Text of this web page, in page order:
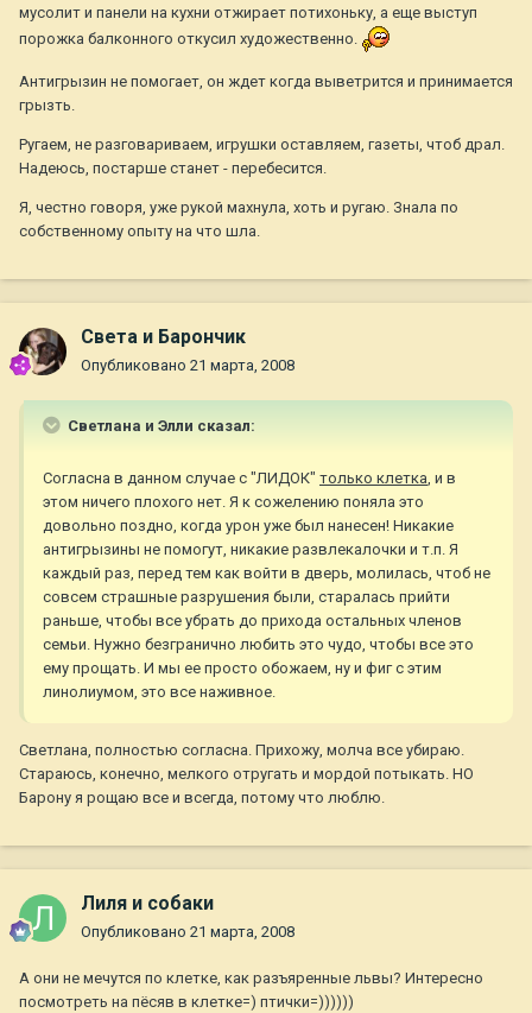
мусолит и панели на кухни отжирает потихоньку, а еще выступ
порожка балконного откусил художественно.
Антигрызин не помогает, он ждет когда выветрится и принимается
грызть.
Ругаем, не разговариваем, игрушки оставляем, газеты, чтоб драл.
Надеюсь, постарше станет - перебесится.
Я, честно говоря, уже рукой махнула, хоть и ругаю. Знала по
собственному опыту на что шла.
Света и Барончик
Опубликовано 21 марта, 2008
Светлана и Элли сказал:
Согласна в данном случае с "ЛИДОК" только клетка, и в
этом ничего плохого нет. Я к сожелению поняла это
довольно поздно, когда урон уже был нанесен! Никакие
антигрызины не помогут, никакие развлекалочки и т.п. Я
каждый раз, перед тем как войти в дверь, молилась, чтоб не
совсем страшные разрушения были, старалась прийти
раньше, чтобы все убрать до прихода остальных членов
семьи. Нужно безгранично любить это чудо, чтобы все это
ему прощать. И мы ее просто обожаем, ну и фиг с этим
линолиумом, это все наживное.
Светлана, полностью согласна. Прихожу, молча все убираю.
Стараюсь, конечно, мелкого отругать и мордой потыкать. НО
Барону я рощаю все и всегда, потому что люблю.
Лиля и собаки
Опубликовано 21 марта, 2008
А они не мечутся по клетке, как разъяренные львы? Интересно
посмотреть на пёсяв в клетке=) птички=))))))